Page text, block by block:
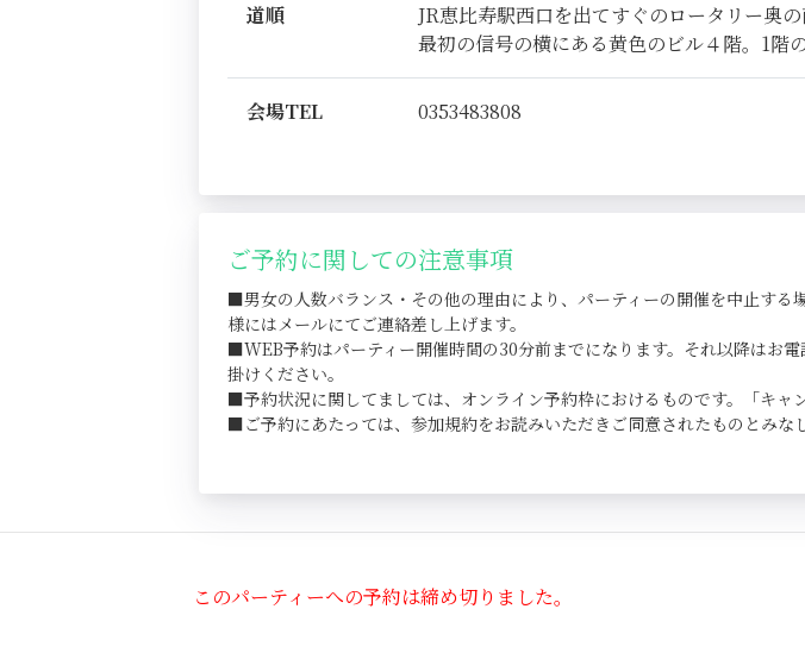
道順
JR恵比寿駅西口を出てすぐのロータリー奥
最初の信号の横にある黄色のビル４階。1階
会場TEL 0353483808
ご予約に関しての注意事項
■男女の人数バランス・その他の理由により、パーティーの開催を中止す
様にはメールにてご連絡差し上げます。
■WEB予約はパーティー開催時間の30分前までになります。それ以降はお
掛けください。
■予約状況に関してましては、オンライン予約枠におけるものです。「キャ
■ご予約にあたっては、参加規約をお読みいただきご同意されたものとみなし
このパーティーへの予約は締め切りました。